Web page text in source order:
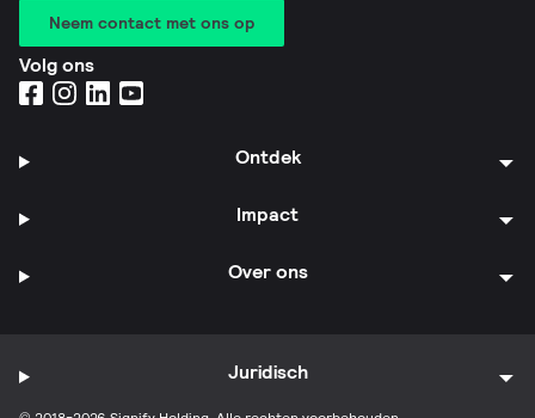
Neem contact met ons op
Volg ons
Ontdek
Impact
Over ons
Juridisch